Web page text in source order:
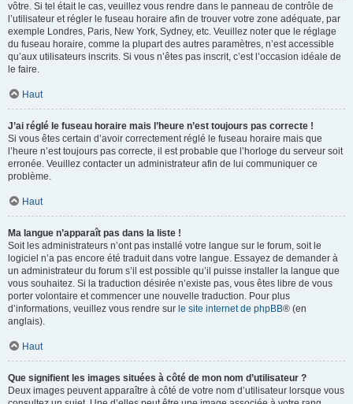
vôtre. Si tel était le cas, veuillez vous rendre dans le panneau de contrôle de
l’utilisateur et régler le fuseau horaire afin de trouver votre zone adéquate, par
exemple Londres, Paris, New York, Sydney, etc. Veuillez noter que le réglage
du fuseau horaire, comme la plupart des autres paramètres, n’est accessible
qu’aux utilisateurs inscrits. Si vous n’êtes pas inscrit, c’est l’occasion idéale de
le faire.
Haut
J’ai réglé le fuseau horaire mais l’heure n’est toujours pas correcte !
Si vous êtes certain d’avoir correctement réglé le fuseau horaire mais que
l’heure n’est toujours pas correcte, il est probable que l’horloge du serveur soit
erronée. Veuillez contacter un administrateur afin de lui communiquer ce
problème.
Haut
Ma langue n’apparaît pas dans la liste !
Soit les administrateurs n’ont pas installé votre langue sur le forum, soit le
logiciel n’a pas encore été traduit dans votre langue. Essayez de demander à
un administrateur du forum s’il est possible qu’il puisse installer la langue que
vous souhaitez. Si la traduction désirée n’existe pas, vous êtes libre de vous
porter volontaire et commencer une nouvelle traduction. Pour plus
d’informations, veuillez vous rendre sur le site internet de phpBB® (en
anglais).
Haut
Que signifient les images situées à côté de mon nom d’utilisateur ?
Deux images peuvent apparaître à côté de votre nom d’utilisateur lorsque vous